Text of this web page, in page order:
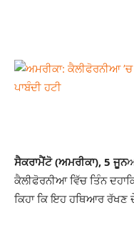
ਸੈਕਰਾਮੈਂਟੋ (ਅਮਰੀਕਾ), 5 ਜੂਨ
ਕੈਲੀਫੋਰਨੀਆ ਵਿੱਚ ਤਿੰਨ
ਕਿਹਾ ਕਿ ਇਹ ਹਥਿਆਰ ਰੱਖਣ